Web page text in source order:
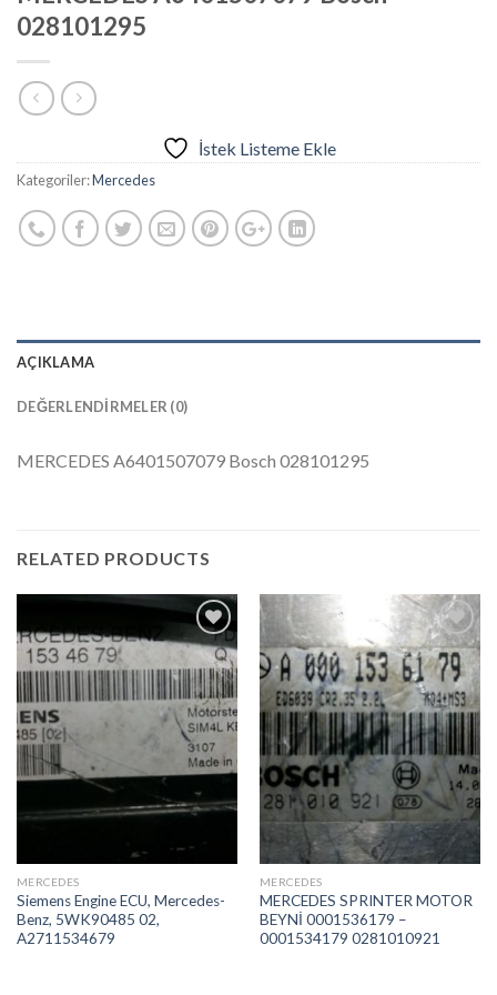
028101295
İstek Listeme Ekle
Kategoriler:Mercedes
AÇIKLAMA
DEĞERLENDIRMELER (0)
MERCEDES A6401507079 Bosch 028101295
RELATED PRODUCTS
İstek
Listeme
Ekle
MERCEDES
Siemens Engine ECU, Mercedes-
Benz, 5WK90485 02,
A2711534679
İstek
Listeme
Ekle
MERCEDES
MERCEDES SPRINTER MOTOR
BEYNİ 0001536179 –
0001534179 0281010921